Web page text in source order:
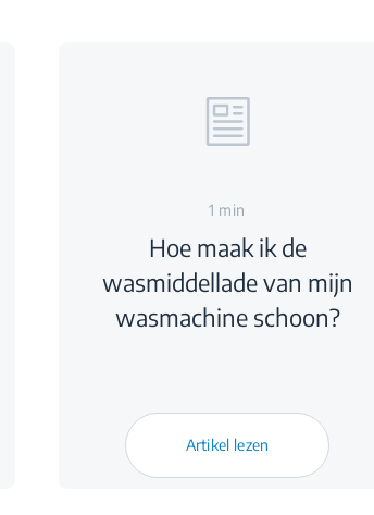
1 min
Hoe maak ik de
wasmiddellade van mijn
wasmachine schoon?
Artikel lezen